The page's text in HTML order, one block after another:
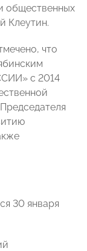
общественных
Клеутин.
что
с 2014
30 января